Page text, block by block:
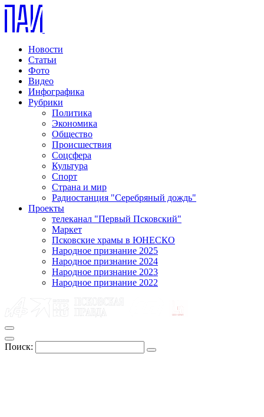
Новости
Статьи
Фото
Видео
Инфографика
Рубрики
Политика
Экономика
Общество
Происшествия
Соцсфера
Культура
Спорт
Страна и мир
Радиостанция "Серебряный дождь"
Проекты
телеканал "Первый Псковский"
Маркет
Псковские храмы в ЮНЕСКО
Народное признание 2025
Народное признание 2024
Народное признание 2023
Народное признание 2022
Поиск: